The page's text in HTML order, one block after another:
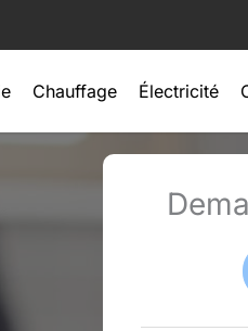
Chauffage Électricité